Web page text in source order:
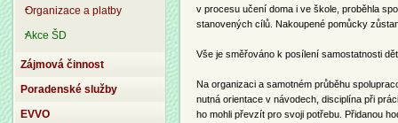
v procesu učení doma i ve škole, proběhla
stanovených cílů. Nakoupené pomůcky
Vše je směřováno k posílení samostatnosti
Na organizaci a samotném průběhu
nutná orientace v návodech, disciplína při
ho mohli převzít pro svoji potřebu. Přidanou
Organizace a platby
Akce ŠD
Zájmová činnost
Poradenské služby
EVVO